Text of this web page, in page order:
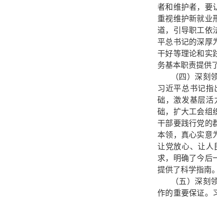
者和维护者，要
重视维护新就业
道，引导职工依
平总书记的深厚
干好等理论和实
务基本职责提供
（四）深刻
习近平总书记指
础，激发基层活
础，扩大工会组
干部要践行党的
本领，真心实意
让党放心、让人
求，明确了今后
提供了科学指南
（五）深刻
作的重要保证。